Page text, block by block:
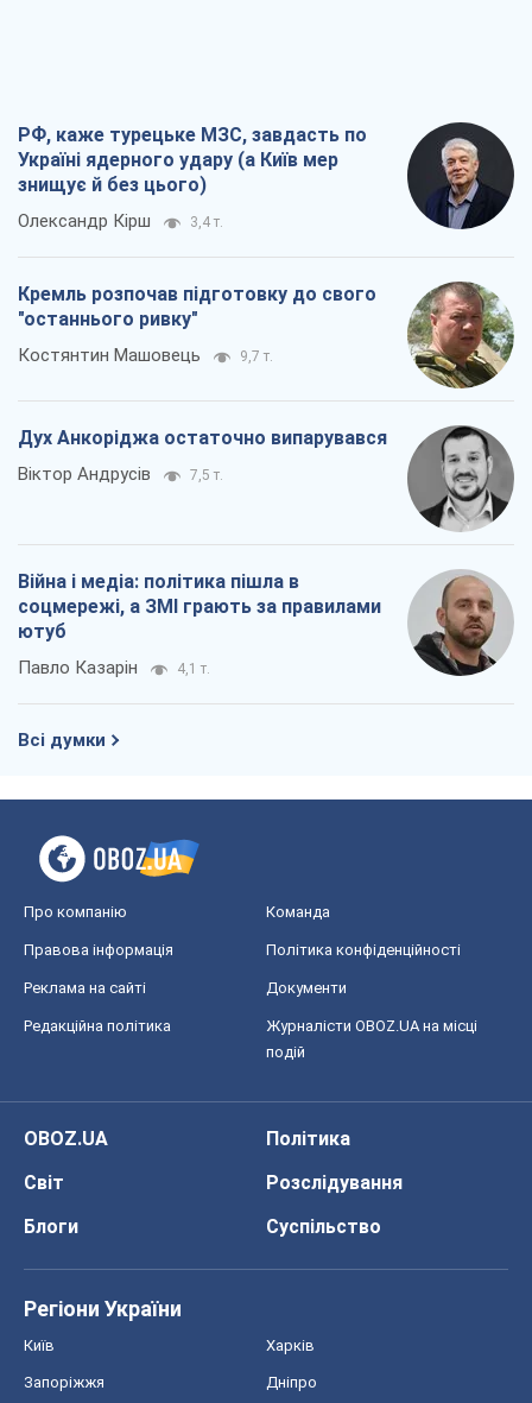
РФ, каже турецьке МЗС, завдасть по
Україні ядерного удару (а Київ мер
знищує й без цього)
Олександр Кірш 3,4 т.
Кремль розпочав підготовку до свого
"останнього ривку"
Костянтин Машовець 9,7 т.
Дух Анкоріджа остаточно випарувався
Віктор Андрусів 7,5 т.
Війна і медіа: політика пішла в
соцмережі, а ЗМІ грають за правилами
ютуб
Павло Казарін 4,1 т.
Всі думки
Про компанію Команда
Правова інформація Політика конфіденційності
Реклама на сайті Документи
Редакційна політика
Журналісти OBOZ.UA на місці
подій
OBOZ.UA
Політика
Світ
Розслідування
Блоги
Суспільство
Регіони України
Київ Харків
Запоріжжя Дніпро